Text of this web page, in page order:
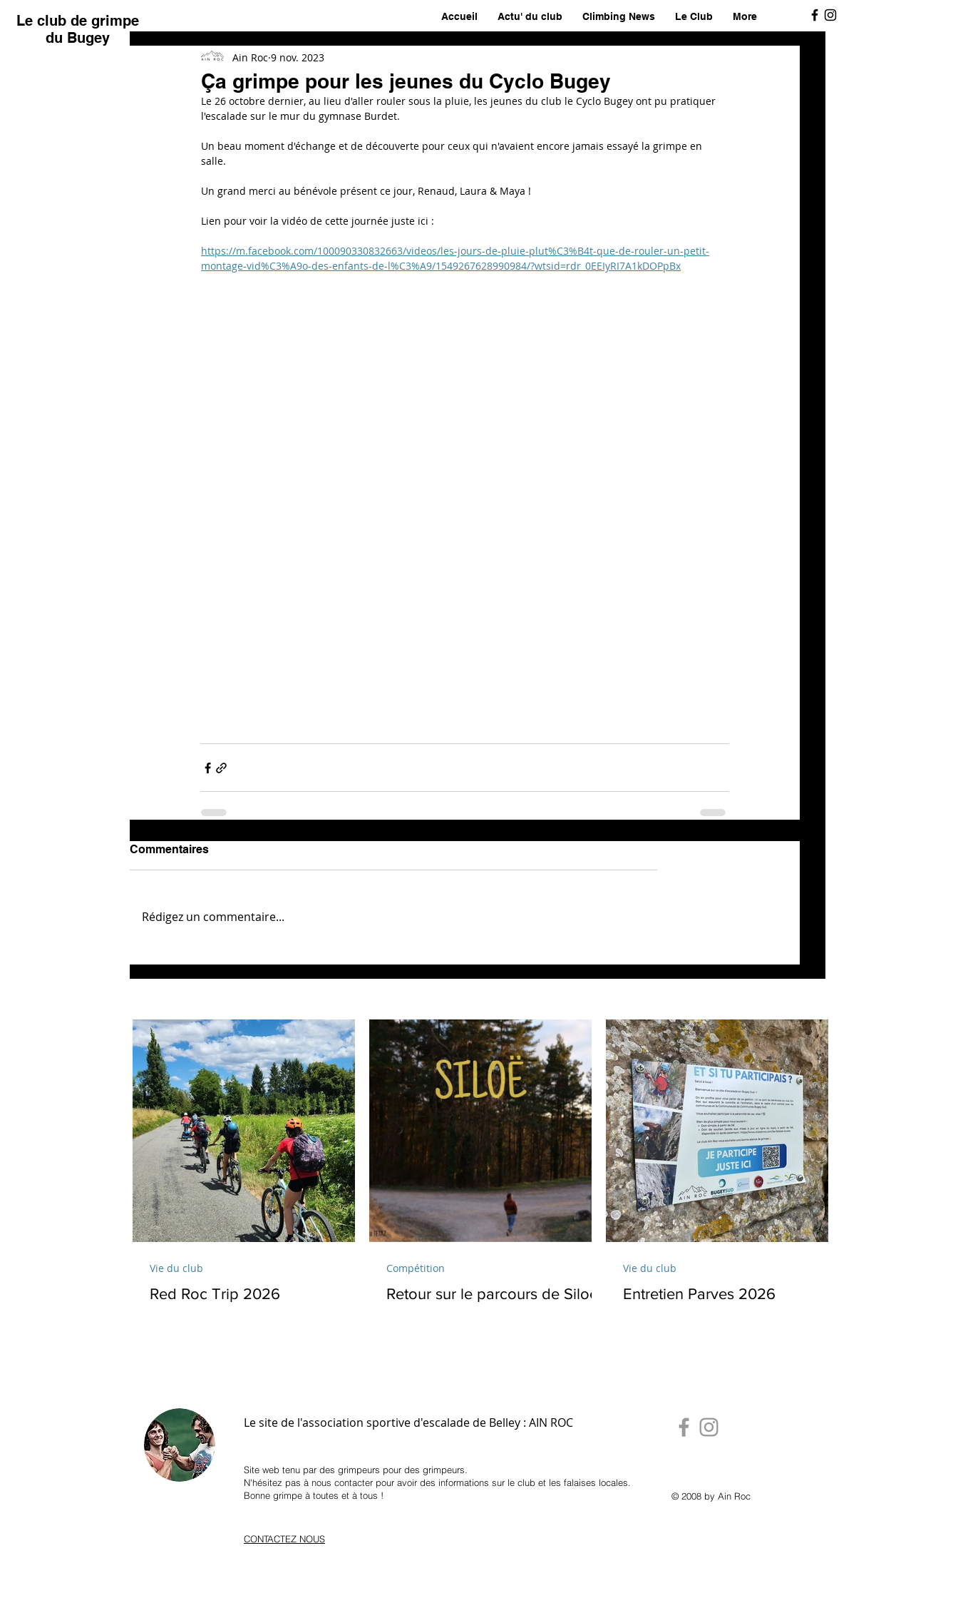
Le club de grimpe
du Bugey
Accueil Actu' du club Climbing News Le Club More
Ça grimpe pour les jeunes du Cyclo Bugey
Ain Roc 9 nov. 2023
Le 26 octobre dernier, au lieu d'aller rouler sous la pluie, les jeunes du club le Cyclo Bugey ont pu pratiquer
l'escalade sur le mur du gymnase Burdet.
Un beau moment d'échange et de découverte pour ceux qui n'avaient encore jamais essayé la grimpe en
salle.
Un grand merci au bénévole présent ce jour, Renaud, Laura & Maya !
Lien pour voir la vidéo de cette journée juste ici :
https://m.facebook.com/100090330832663/videos/les-jours-de-pluie-plut%C3%B4t-que-de-rouler-un-petit-
montage-vid%C3%A9o-des-enfants-de-l%C3%A9/1549267628990984/?wtsid=rdr_0EEIyRI7A1kDOPpBx
Commentaires
Rédigez un commentaire...
Red Roc Trip 2026
Vie du club
Retour sur le parcours de Siloé
Compétition
Entretien Parves 2026
Vie du club
Le site de l'association sportive d'escalade de Belley : AIN ROC
Site web tenu par des grimpeurs pour des grimpeurs.
N'hésitez pas à nous contacter pour avoir des informations sur le club et les falaises locales.
Bonne grimpe à toutes et à tous !
© 2008 by Ain Roc
CONTACTEZ NOUS